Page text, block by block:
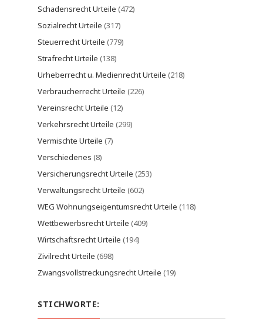
Schadensrecht Urteile (472)
Sozialrecht Urteile (317)
Steuerrecht Urteile (779)
Strafrecht Urteile (138)
Urheberrecht u. Medienrecht Urteile (218)
Verbraucherrecht Urteile (226)
Vereinsrecht Urteile (12)
Verkehrsrecht Urteile (299)
Vermischte Urteile (7)
Verschiedenes (8)
Versicherungsrecht Urteile (253)
Verwaltungsrecht Urteile (602)
WEG Wohnungseigentumsrecht Urteile (118)
Wettbewerbsrecht Urteile (409)
Wirtschaftsrecht Urteile (194)
Zivilrecht Urteile (698)
Zwangsvollstreckungsrecht Urteile (19)
STICHWORTE: